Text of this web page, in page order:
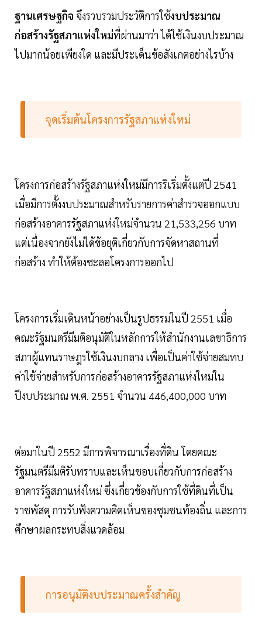
ฐานเศรษฐกิจ จึงรวบรวมประวัติการใช้งบประมาณ
ก่อสร้างรัฐสภาแห่งใหม่ที่ผ่านมาว่า ได้ใช้เงินงบประมาณ
ไปมากน้อยเพียงใด และมีประเด็นข้อสังเกตอย่างไรบ้าง
จุดเริ่มต้นโครงการรัฐสภาแห่งใหม่
โครงการก่อสร้างรัฐสภาแห่งใหม่มีการริเริ่มตั้งแต่ปี 2541
เมื่อมีการตั้งงบประมาณสำหรับรายการค่าสำรวจออกแบบ
ก่อสร้างอาคารรัฐสภาแห่งใหม่จำนวน 21,533,256 บาท
แต่เนื่องจากยังไม่ได้ข้อยุติเกี่ยวกับการจัดหาสถานที่
ก่อสร้าง ทำให้ต้องชะลอโครงการออกไป
โครงการเริ่มเดินหน้าอย่างเป็นรูปธรรมในปี 2551 เมื่อ
คณะรัฐมนตรีมีมติอนุมัติในหลักการให้สำนักงานเลขาธิการ
สภาผู้แทนราษฎรใช้เงินงบกลาง เพื่อเป็นค่าใช้จ่ายสมทบ
ค่าใช้จ่ายสำหรับการก่อสร้างอาคารรัฐสภาแห่งใหม่ใน
ปีงบประมาณ พ.ศ. 2551 จำนวน 446,400,000 บาท
ต่อมาในปี 2552 มีการพิจารณาเรื่องที่ดิน โดยคณะ
รัฐมนตรีมีมติรับทราบและเห็นชอบเกี่ยวกับการก่อสร้าง
อาคารรัฐสภาแห่งใหม่ ซึ่งเกี่ยวข้องกับการใช้ที่ดินที่เป็น
ราชพัสดุ การรับฟังความคิดเห็นของชุมชนท้องถิ่น และการ
ศึกษาผลกระทบสิ่งแวดล้อม
การอนุมัติงบประมาณครั้งสำคัญ